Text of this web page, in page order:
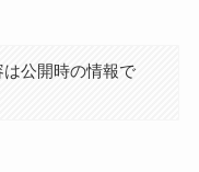
公開時の情報で